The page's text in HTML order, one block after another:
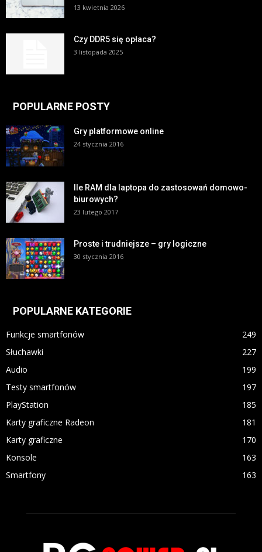
13 kwietnia 2026
Czy DDR5 się opłaca?
3 listopada 2025
POPULARNE POSTY
Gry platformowe online
24 stycznia 2016
Ile RAM dla laptopa do zastosowań domowo-
biurowych?
23 lutego 2017
Proste i trudniejsze – gry logiczne
30 stycznia 2016
POPULARNE KATEGORIE
Funkcje smartfonów
249
Słuchawki
227
Audio
199
Testy smartfonów
197
PlayStation
185
Karty graficzne Radeon
181
Karty graficzne
170
Konsole
163
Smartfony
163